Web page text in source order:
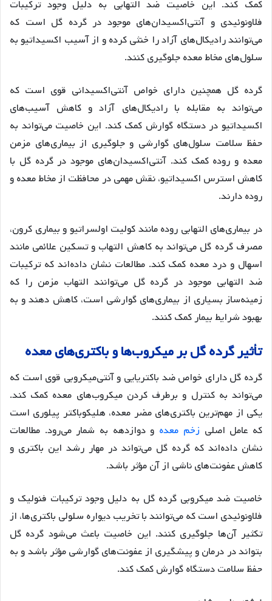
کمک کند. این خاصیت ضد التهابی به دلیل وجود ترکیبات
فلاونوئیدی و آنتی‌اکسیدان‌های موجود در گرده گل است که
می‌توانند رادیکال‌های آزاد را خنثی کرده و از آسیب اکسیداتیو به
سلول‌های مخاط معده جلوگیری کنند.
گرده گل همچنین دارای خواص آنتی‌اکسیدانی قوی است که
می‌تواند به مقابله با رادیکال‌های آزاد و کاهش آسیب‌های
اکسیداتیو در دستگاه گوارش کمک کند. این خاصیت می‌تواند به
حفظ سلامت سلول‌های گوارشی و جلوگیری از بیماری‌های مزمن
معده و روده کمک کند. آنتی‌اکسیدان‌های موجود در گرده گل با
کاهش استرس اکسیداتیو، نقش مهمی در محافظت از مخاط معده و
روده دارند.
در بیماری‌های التهابی روده مانند کولیت اولسراتیو و بیماری کرون،
مصرف گرده گل می‌تواند به کاهش التهاب و تسکین علائمی مانند
اسهال و درد معده کمک کند. مطالعات نشان داده‌اند که ترکیبات
ضد التهابی موجود در گرده گل می‌توانند التهاب مزمن را که
زمینه‌ساز بسیاری از بیماری‌های گوارشی است، کاهش دهند و به
بهبود شرایط بیمار کمک کنند.
تأثیرگردهگلبرمیکروبهاوباکتریهایمعده
گرده گل دارای خواص ضد باکتریایی و آنتی‌میکروبی قوی است که
می‌تواند به کنترل و برطرف کردن میکروب‌های معده کمک کند.
یکی از مهم‌ترین باکتری‌های مضر معده، هلیکوباکتر پیلوری است
که عامل اصلی زخم معده و دوازدهه به شمار می‌رود. مطالعات
نشان داده‌اند که گرده گل می‌تواند در مهار رشد این باکتری و
کاهش عفونت‌های ناشی از آن مؤثر باشد.
خاصیت ضد میکروبی گرده گل به دلیل وجود ترکیبات فنولیک و
فلاونوئیدی است که می‌توانند با تخریب دیواره سلولی باکتری‌ها، از
تکثیر آن‌ها جلوگیری کنند. این خاصیت باعث می‌شود گرده گل
بتواند در درمان و پیشگیری از عفونت‌های گوارشی مؤثر باشد و به
حفظ سلامت دستگاه گوارش کمک کند.